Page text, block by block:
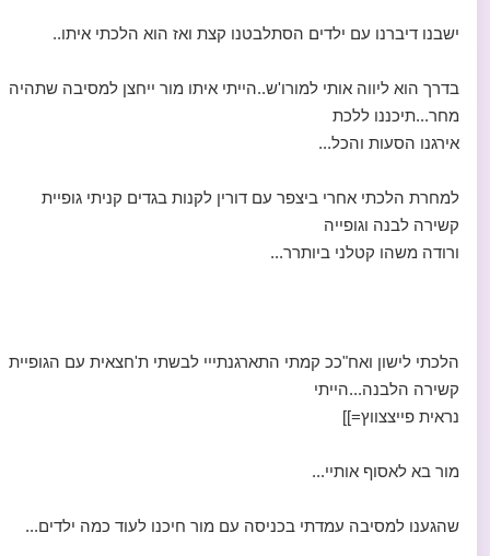
ישבנו דיברנו עם ילדים הסתלבטנו קצת ואז הוא הלכתי איתו..
בדרך הוא ליווה אותי למורו'ש..הייתי איתו מור ייחצן למסיבה שתהיה
מחר...תיכננו ללכת
אירגנו הסעות והכל...
למחרת הלכתי אחרי ביצפר עם דורין לקנות בגדים קניתי גופיית
קשירה לבנה וגופייה
ורודה משהו קטלני ביותרר...
הלכתי לישון ואח"ככ קמתי התארגנתייי לבשתי ת'חצאית עם הגופיית
קשירה הלבנה...הייתי
נראית פייצצווץ=]]
מור בא לאסוף אותיי...
שהגענו למסיבה עמדתי בכניסה עם מור חיכנו לעוד כמה ילדים...